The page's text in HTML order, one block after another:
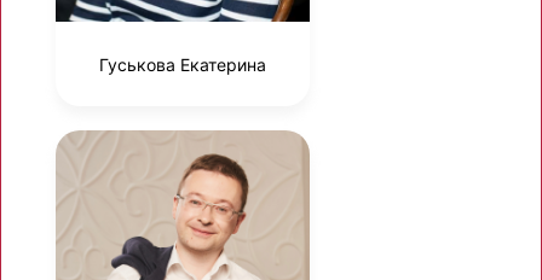
Гуськова Екатерина